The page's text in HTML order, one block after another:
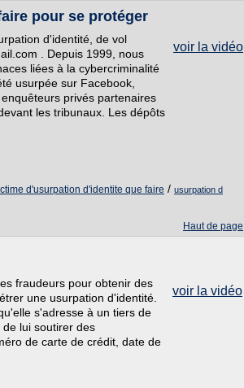
pour se protéger
voir la vidéo
d'identité, de vol
. Depuis 1999, nous
liées à la cybercriminalité
usurpée sur Facebook,
privés partenaires
les tribunaux. Les dépôts
d'usurpation d'identite que faire / usurpation d
Haut de page
voir la vidéo
fraudeurs pour obtenir des
une usurpation d'identité.
s'adresse à un tiers de
lui soutirer des
de carte de crédit, date de